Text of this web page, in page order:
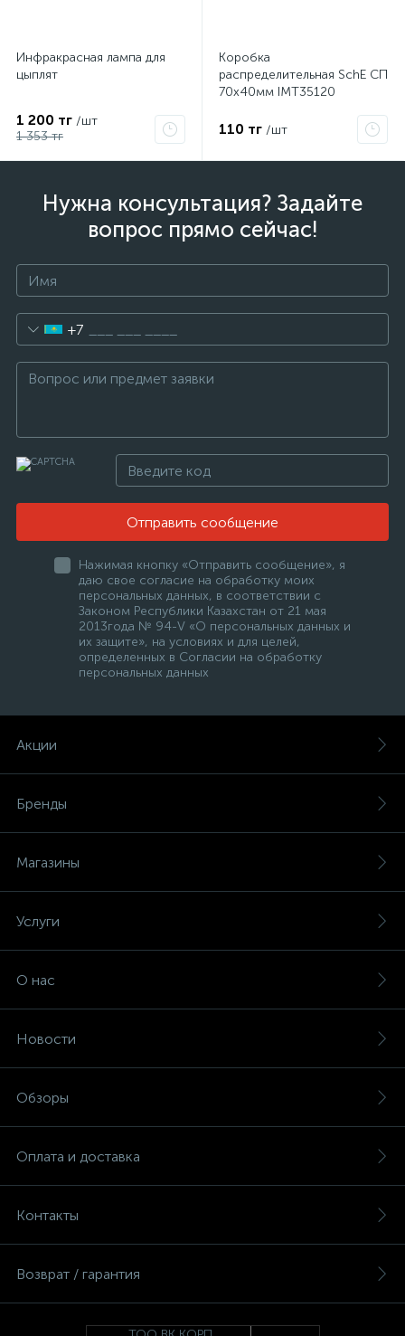
Инфракрасная лампа для
цыплят
1 200 тг /шт
1 353 тг
Коробка
распределительная SchE СП
70х40мм IMT35120
110 тг /шт
Нужна консультация? Задайте
вопрос прямо сейчас!
+7
Отправить сообщение
Нажимая кнопку «Отправить сообщение», я
даю свое согласие на обработку моих
персональных данных, в соответствии с
Законом Республики Казахстан от 21 мая
2013года № 94-V «О персональных данных и
их защите», на условиях и для целей,
определенных в Согласии на обработку
персональных данных
Акции
Бренды
Магазины
Услуги
О нас
Новости
Обзоры
Оплата и доставка
Контакты
Возврат / гарантия